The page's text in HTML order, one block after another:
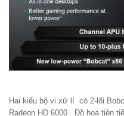
Hai kiểu bộ vi xử lí có 2-lõi
Radeon HD 6000 . Đồ họa tiên